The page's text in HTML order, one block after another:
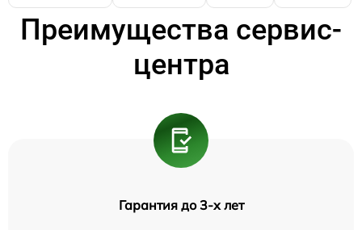
Преимущества сервис-
центра
Гарантия до 3-х лет